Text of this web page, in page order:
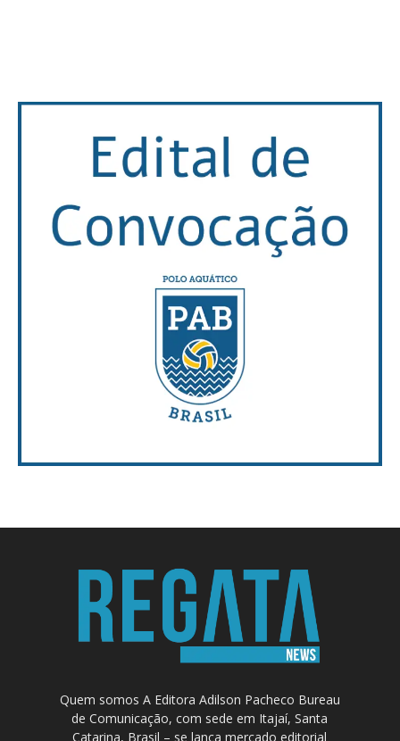
Quem somos A Editora Adilson Pacheco Bureau
de Comunicação, com sede em Itajaí, Santa
Catarina, Brasil – se lança mercado editorial